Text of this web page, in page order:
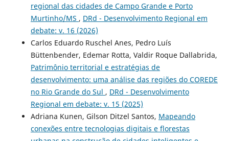
regional das cidades de Campo Grande e Porto
Murtinho/MS , DRd - Desenvolvimento Regional em
debate: v. 16 (2026)
Carlos Eduardo Ruschel Anes, Pedro Luís
Büttenbender, Edemar Rotta, Valdir Roque Dallabrida,
Patrimônio territorial e estratégias de
desenvolvimento: uma análise das regiões do COREDE
no Rio Grande do Sul , DRd - Desenvolvimento
Regional em debate: v. 15 (2025)
Adriana Kunen, Gilson Ditzel Santos, Mapeando
conexões entre tecnologias digitais e florestas